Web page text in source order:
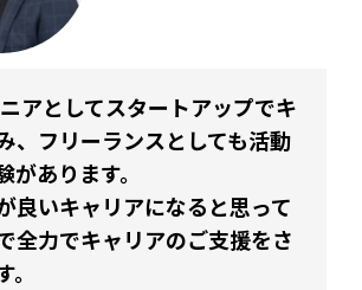
アとしてスタートアップでキ
、フリーランスとしても活動
があります。
良いキャリアになると思って
全力でキャリアのご支援をさ